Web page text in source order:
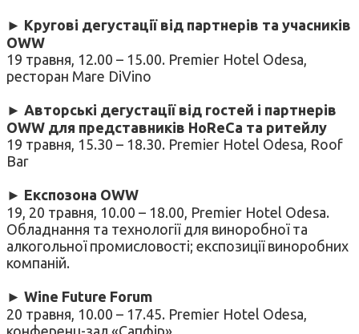
► Кругові дегустації від партнерів та учасників
OWW
19 травня, 12.00 – 15.00. Premier Hotel Odesa,
ресторан Mare DiVino
► Авторські дегустації від гостей і партнерів
OWW для представників HoReCa та ритейлу
19 травня, 15.30 – 18.30. Premier Hotel Odesa, Roof
Bar
► Експозона OWW
19, 20 травня, 10.00 – 18.00, Premier Hotel Odesa.
Обладнання та технології для виноробної та
алкогольної промисловості; експозиції виноробних
компаній.
► Wine Future Forum
20 травня, 10.00 – 17.45. Premier Hotel Odesa,
конференц-зал «Сапфір»